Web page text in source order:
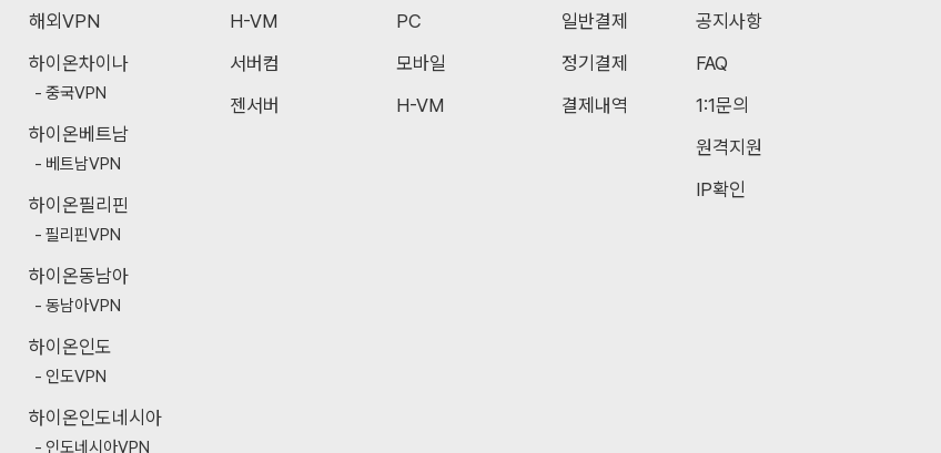
해외VPN
하이온차이나
중국VPN
하이온베트남
베트남VPN
하이온필리핀
필리핀VPN
하이온동남아
동남아VPN
하이온인도
인도VPN
하이온인도네시아
인도네시아VPN
H-VM
서버컴
젠서버
PC
모바일
H-VM
일반결제
정기결제
결제내역
공지사항
FAQ
1:1문의
원격지원
IP확인